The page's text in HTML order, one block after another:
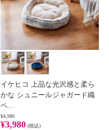
イケヒコ 上品な光沢感と柔ら
かな シュニールジャガード織
ペ…
¥4,980
¥3,980 (税込)